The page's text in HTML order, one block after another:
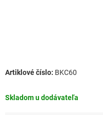
Skladom u dodávateľa
BKC60